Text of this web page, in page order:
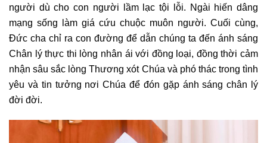
người dù cho con người lầm lạc tội lỗi. Ngài hiến dâng
mạng sống làm giá cứu chuộc muôn người. Cuối cùng,
Đức cha chỉ ra con đường để dẫn chúng ta đến ánh sáng
Chân lý thực thi lòng nhân ái với đồng loại, đồng thời cảm
nhận sâu sắc lòng Thương xót Chúa và phó thác trong tình
yêu và tin tưởng nơi Chúa để đón gặp ánh sáng chân lý
đời đời.